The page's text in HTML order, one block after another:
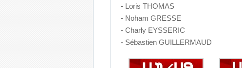
- Loris THOMAS
- Noham GRESSE
- Charly EYSSERIC
- Sébastien GUILLERMAUD